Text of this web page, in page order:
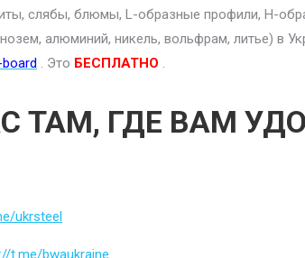
слябы, блюмы, L-образные профили, H-
алюминий, никель, вольфрам, литье) в
. Это БЕСПЛАТНО .
ТАМ, ГДЕ ВАМ
ukrsteel
t.me/bwaukraine